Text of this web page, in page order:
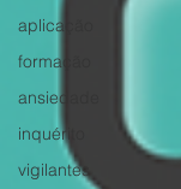
aplicação
formação
ansiedade
inquérito
vigilantes